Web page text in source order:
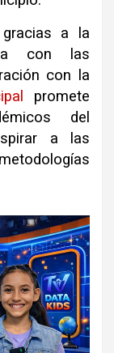
a la
con las
con la
promete
del
a las